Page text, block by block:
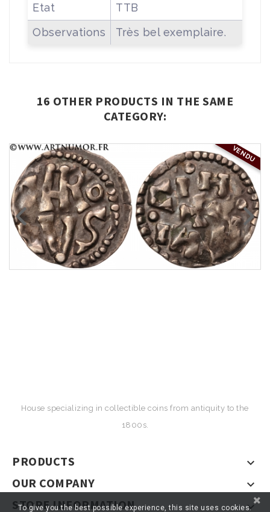
Etat
TTB
Observations
Très bel exemplaire.
16 OTHER PRODUCTS IN THE SAME
CATEGORY:
VENDU
House specializing in collectible coins from antiquity to the
1800s.
PRODUCTS 
OUR COMPANY 
STORE INFORMATION 
To give you the best possible experience, this site uses cookies.